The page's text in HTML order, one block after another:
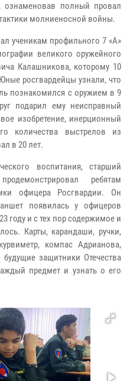
ознаменовав полный провал
молниеносной войны.
ученикам профильного 7 «А»
великого оружейного
Калашникова, которому 10
росгвардейцы узнали, что
познакомился с оружием в 9
подарил ему неисправный
изобретение, инерционный
количества выстрелов из
в 20 лет.
воспитания, старший
ребятам
офицера Росгвардии. Он
появилась у офицеров
году и с тех пор содержимое и
Карты, карандаши, ручки,
компас Адрианова,
защитники Отечества
предмет и узнать о его